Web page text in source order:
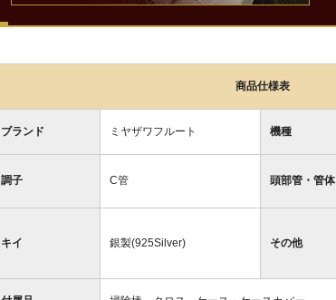
商品仕様表
ブランド ミヤザワフルート 機種
調子 C管 頭部管・管体
キイ 銀製(925Silver) その他